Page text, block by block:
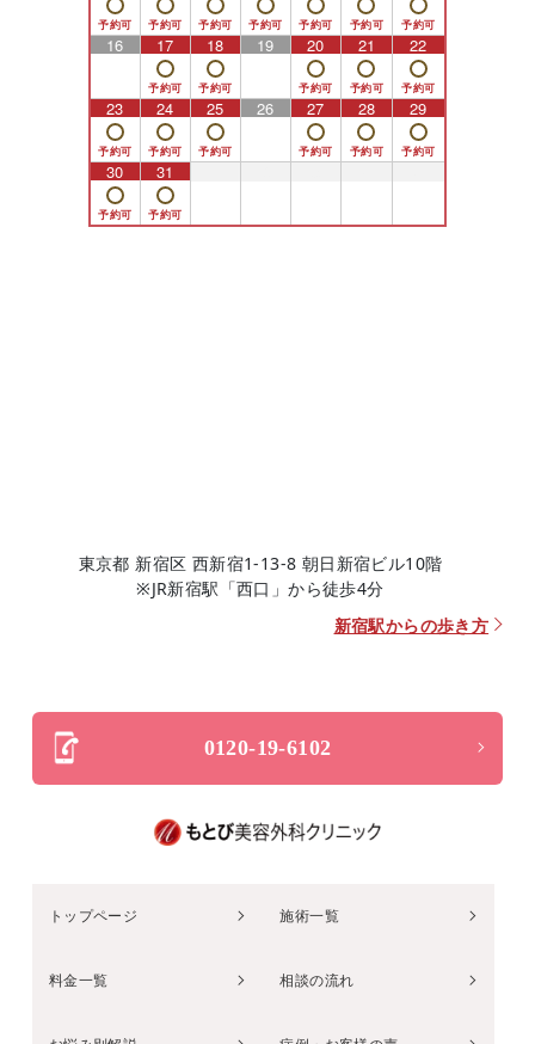
16 17 18 19 20 21 22
23 24 25 26 27 28 29
30 31
東京都 新宿区 西新宿1-13-8 朝日新宿ビル10階
※JR新宿駅「西口」から徒歩4分
新宿駅からの歩き方
0120-19-6102
トップページ 施術一覧
料金一覧 相談の流れ